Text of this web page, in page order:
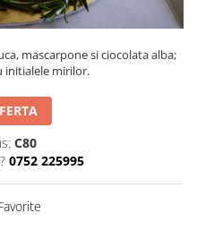
mascarpone si ciocolata alba;
initialele mirilor.
C80
0752 225995